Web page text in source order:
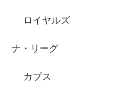
ロイヤルズ
ナ・リーグ
カブス